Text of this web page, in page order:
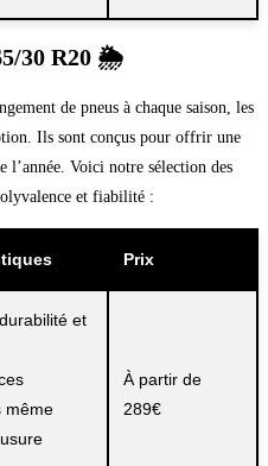
30 R20 🌦️
de pneus à chaque saison, les
Ils sont conçus pour offrir une
Voici notre sélection des
et fiabilité :
Prix
et
même
À partir de
289€